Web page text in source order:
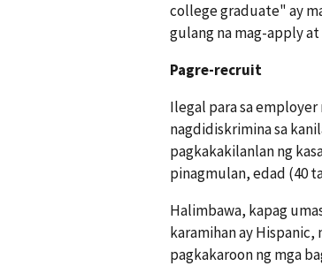
college graduate" ay
gulang na mag-apply
Pagre-recruit
Ilegal para sa
nagdidiskrimina sa
pagkakakilanlan ng
pinagmulan, edad (40
Halimbawa, kapag
karamihan ay
pagkakaroon ng mga